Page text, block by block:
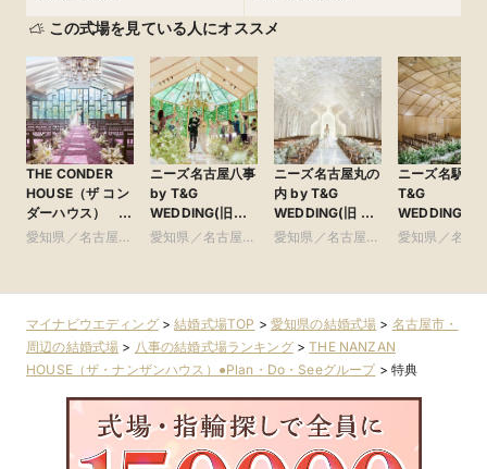
この式場を見ている人にオススメ
THE CONDER
HOUSE（ザ コン
ダーハウス）
●Plan・Do・See
愛知県／名古屋
ニーズ名古屋八事
by T&G
WEDDING(旧
アーヴェリール迎
愛知県／名古屋
ニーズ名古屋丸の
内 by T&G
WEDDING(旧 ト
リフォーリア
愛知県／名古屋
ニーズ名駅 by
T&G
WEDDING(旧
ンフィニート
愛知県／名古
マイナビウエディング>結婚式場TOP > 愛知県の結婚式場 > 名古屋市・
周辺の結婚式場 > 八事の結婚式場ランキング>THE NANZAN
HOUSE（ザ・ナンザンハウス）●Plan・Do・Seeグループ> 特典